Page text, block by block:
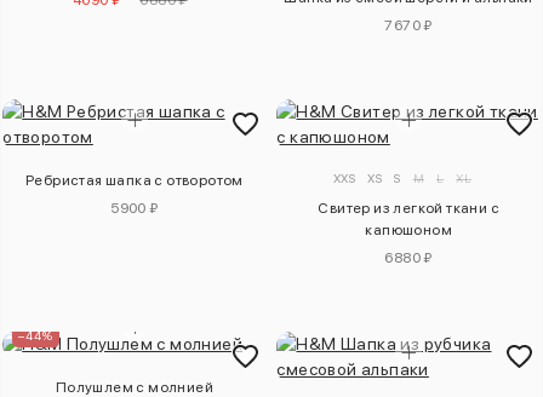
7670 ₽
Ребристая шапка с отворотом
5900 ₽
XXS XS S M L XL
Свитер из легкой ткани с
капюшоном
6880 ₽
–44%
Полушлем с молнией